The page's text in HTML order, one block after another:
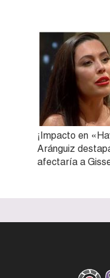
¡Impacto en
Aránguiz
afectaría a